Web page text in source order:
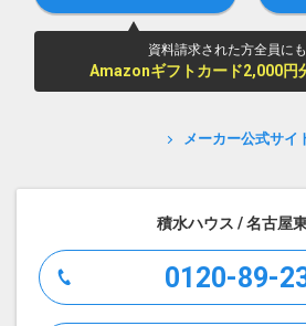
資料請求された方全員に
Amazonギフトカード2,000円
メーカー公式サイ
積水ハウス / 名古屋
0120-89-